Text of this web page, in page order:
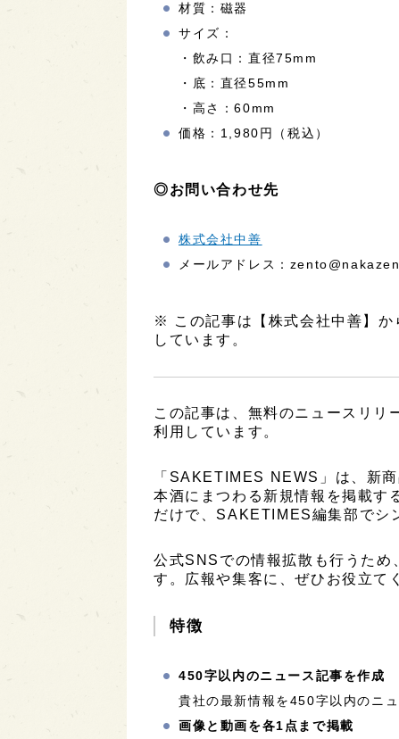
材質：磁器
サイズ：
・飲み口：直径75mm
・底：直径55mm
・高さ：60mm
価格：1,980円（税込）
◎お問い合わせ先
株式会社中善
メールアドレス：
※ この記事は【株式会社中善】か
しています。
この記事は、無料のニュースリリ
利用しています。
「SAKETIMES NEWS」は、新
本酒にまつわる新規情報を掲載す
だけで、SAKETIMES編集部でシ
公式SNSでの情報拡散も行うため
す。広報や集客に、ぜひお役立て
特徴
450字以内のニュース記事を作成
貴社の最新情報を450字以内のニ
画像と動画を各1点まで掲載